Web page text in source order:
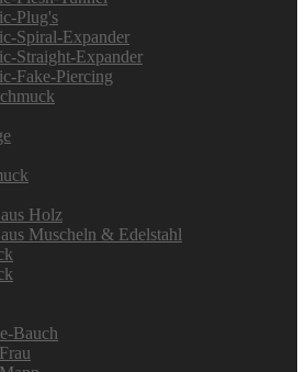
Plug's
Spiral-Expander
Straight-Expander
Fake-Piercing
Holz
Muscheln & Edelstahl
Bauch
Frau